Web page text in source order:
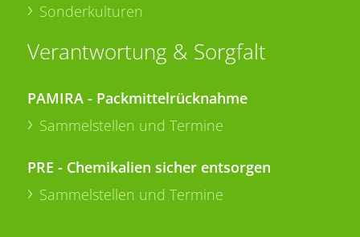
Sonderkulturen
Verantwortung & Sorgfalt
PAMIRA - Packmittelrücknahme
Sammelstellen und Termine
PRE - Chemikalien sicher entsorgen
Sammelstellen und Termine